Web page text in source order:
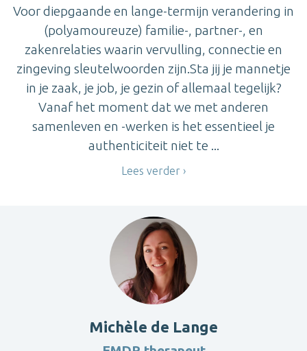
Voor diepgaande en lange-termijn verandering in
(polyamoureuze) familie-, partner-, en
zakenrelaties waarin vervulling, connectie en
zingeving sleutelwoorden zijn.Sta jij je mannetje
in je zaak, je job, je gezin of allemaal tegelijk?
Vanaf het moment dat we met anderen
samenleven en -werken is het essentieel je
authenticiteit niet te ...
Lees verder
Michèle de Lange